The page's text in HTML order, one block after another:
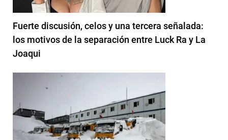
Fuerte discusión, celos y una tercera señalada:
los motivos de la separación entre Luck Ra y La
Joaqui